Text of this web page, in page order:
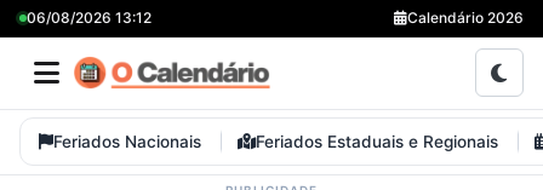
06/08/2026 13:12 Calendário 2026
Feriados Nacionais Feriados Estaduais e Regionais